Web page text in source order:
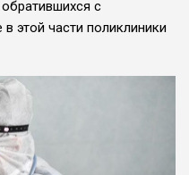
с
этой части поликлиники